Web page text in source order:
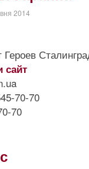
2014
Героев
сайт
70-70
70